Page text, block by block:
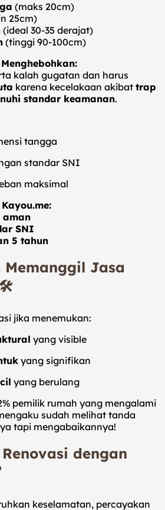
(maks 20cm)
25cm)
(ideal 30-35 derajat)
(tinggi 90-100cm)
kalah gugatan dan harus
karena kecelakaan akibat trap
standar keamanan.
tangga
standar SNI
maksimal
aman
SNI
5 tahun
Memanggil Jasa
🛠️
jika menemukan:
yang visible
yang signifikan
yang berulang
pemilik rumah yang mengalami
sudah melihat tanda
tapi mengabaikannya!
dengan
keselamatan, percayakan